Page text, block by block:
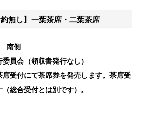
約無し】一葉茶席・二葉茶席
南側
員会（領収書発行なし）
受付にて茶席券を発売します。茶席受
総合受付とは別です）。